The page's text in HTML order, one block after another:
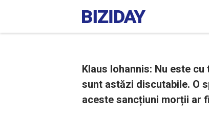
Klaus Iohannis: Nu este
sunt astăzi discutabile. O
aceste sancțiuni morții ar